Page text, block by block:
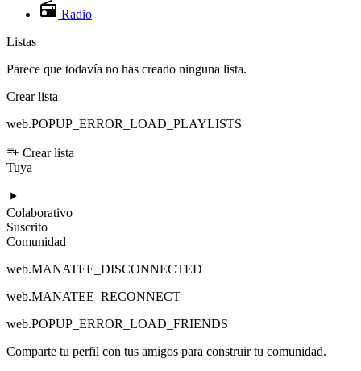
Radio
Listas
Parece que todavía no has creado ninguna lista.
Crear lista
web.POPUP_ERROR_LOAD_PLAYLISTS
Crear lista
Tuya
Colaborativo
Suscrito
Comunidad
web.MANATEE_DISCONNECTED
web.MANATEE_RECONNECT
web.POPUP_ERROR_LOAD_FRIENDS
Comparte tu perfil con tus amigos para construir tu comunidad.